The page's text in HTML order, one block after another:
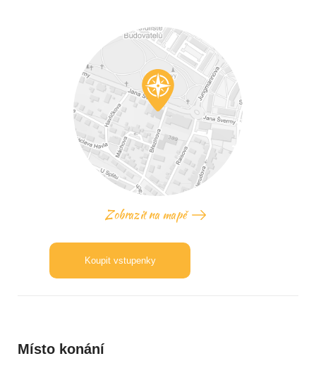
Zobrazit na mapě
Koupit vstupenky
Místo konání